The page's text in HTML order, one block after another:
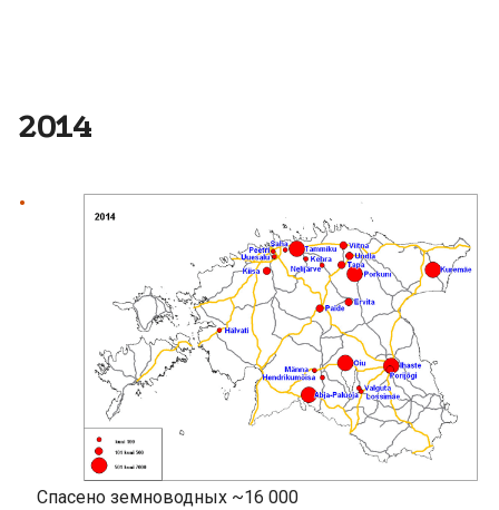
2014
Спасено земноводных ~16 000